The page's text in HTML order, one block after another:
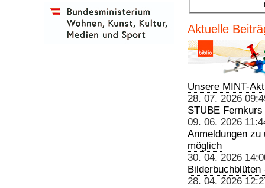
Aktuelle
Unsere MINT-
28. 07. 2026
STUBE
09. 06. 2026
Anmeldungen
möglich
30. 04. 2026
28. 04. 2026